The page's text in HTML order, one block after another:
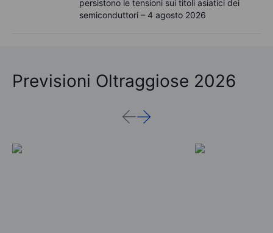
persistono le tensioni sui titoli asiatici dei
semiconduttori – 4 agosto 2026
Previsioni Oltraggiose 2026